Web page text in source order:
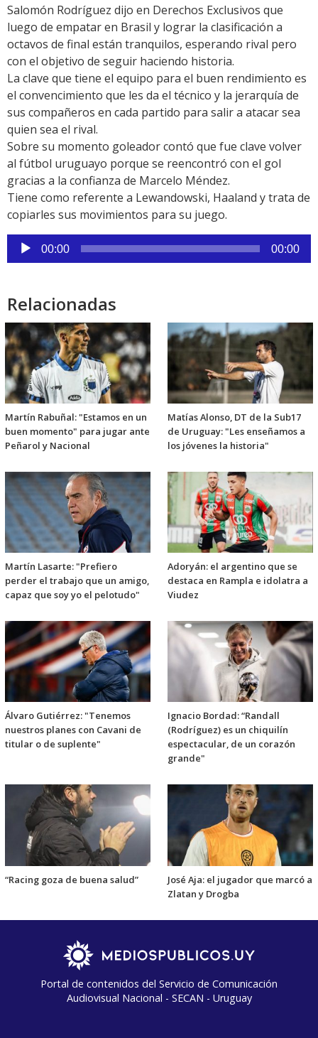
Link
Salomón Rodríguez dijo en Derechos Exclusivos que
luego de empatar en Brasil y lograr la clasificación a
octavos de final están tranquilos, esperando rival pero
con el objetivo de seguir haciendo historia.
La clave que tiene el equipo para el buen rendimiento es
el convencimiento que les da el técnico y la jerarquía de
sus compañeros en cada partido para salir a atacar sea
quien sea el rival.
Sobre su momento goleador contó que fue clave volver
al fútbol uruguayo porque se reencontró con el gol
gracias a la confianza de Marcelo Méndez.
Tiene como referente a Lewandowski, Haaland y trata de
copiarles sus movimientos para su juego.
Reproductor
de
00:00 00:00
Relacionadas
Martín Rabuñal: "Estamos en un
buen momento" para jugar ante
Peñarol y Nacional
Matías Alonso, DT de la Sub17
de Uruguay: "Les enseñamos a
los jóvenes la historia"
Martín Lasarte: "Prefiero
perder el trabajo que un amigo,
capaz que soy yo el pelotudo"
Adoryán: el argentino que se
destaca en Rampla e idolatra a
Viudez
Álvaro Gutiérrez: "Tenemos
nuestros planes con Cavani de
titular o de suplente"
Ignacio Bordad: “Randall
(Rodríguez) es un chiquilín
espectacular, de un corazón
grande"
“Racing goza de buena salud”
José Aja: el jugador que marcó a
Zlatan y Drogba
Portal de contenidos del Servicio de Comunicación
Audiovisual Nacional - SECAN - Uruguay